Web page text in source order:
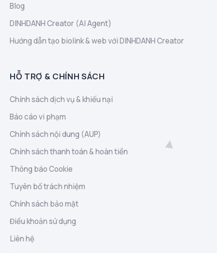
Blog
DINHDANH Creator (AI Agent)
Hướng dẫn tạo biolink & web với DINHDANH Creator
HỖ TRỢ & CHÍNH SÁCH
Chính sách dịch vụ & khiếu nại
Báo cáo vi phạm
Chính sách nội dung (AUP)
Chính sách thanh toán & hoàn tiền
Thông báo Cookie
Tuyên bố trách nhiệm
Chính sách bảo mật
Điều khoản sử dụng
Liên hệ